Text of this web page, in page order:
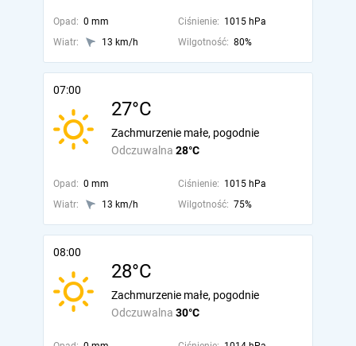
Opad: 0 mm Ciśnienie: 1015 hPa
Wiatr:
13 km/h Wilgotność: 80%
07:00
27°C
Odczuwalna 28°C
Zachmurzenie małe, pogodnie
Opad: 0 mm Ciśnienie: 1015 hPa
Wiatr:
13 km/h Wilgotność: 75%
08:00
28°C
Odczuwalna 30°C
Zachmurzenie małe, pogodnie